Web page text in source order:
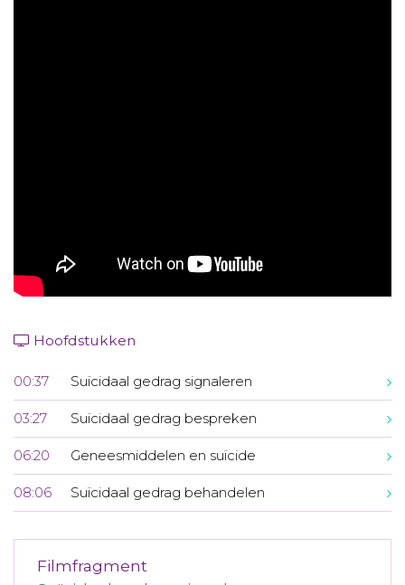
Hoofdstukken
00:37 Suïcidaal gedrag signaleren
03:27 Suïcidaal gedrag bespreken
06:20 Geneesmiddelen en suïcide
08:06 Suïcidaal gedrag behandelen
Filmfragment